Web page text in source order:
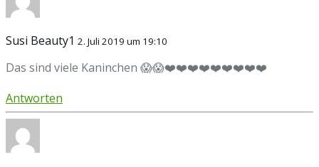
Susi Beauty1 2. Juli 2019 um 19:10
Das sind viele Kaninchen 😱😱❤️❤️❤️❤️❤️❤️❤️❤️❤️
Antworten